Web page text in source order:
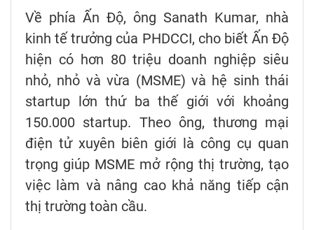
Về phía Ấn Độ, ông Sanath Kumar, nhà
kinh tế trưởng của PHDCCI, cho biết Ấn Độ
hiện có hơn 80 triệu doanh nghiệp siêu
nhỏ, nhỏ và vừa (MSME) và hệ sinh thái
startup lớn thứ ba thế giới với khoảng
150.000 startup. Theo ông, thương mại
điện tử xuyên biên giới là công cụ quan
trọng giúp MSME mở rộng thị trường, tạo
việc làm và nâng cao khả năng tiếp cận
thị trường toàn cầu.